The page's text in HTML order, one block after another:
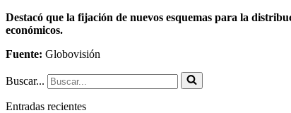
Destacó que la fijación de nuevos esquemas para la
económicos.
Fuente: Globovisión
Buscar...
Entradas recientes